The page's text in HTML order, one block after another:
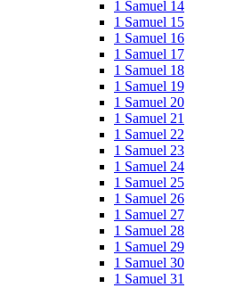
1 Samuel 14
1 Samuel 15
1 Samuel 16
1 Samuel 17
1 Samuel 18
1 Samuel 19
1 Samuel 20
1 Samuel 21
1 Samuel 22
1 Samuel 23
1 Samuel 24
1 Samuel 25
1 Samuel 26
1 Samuel 27
1 Samuel 28
1 Samuel 29
1 Samuel 30
1 Samuel 31